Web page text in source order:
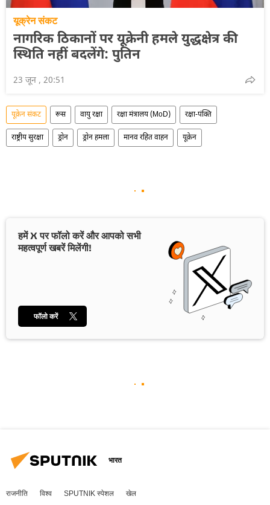
यूक्रेन संकट
नागरिक ठिकानों पर यूक्रेनी हमले युद्धक्षेत्र की
स्थिति नहीं बदलेंगे: पुतिन
23 जून , 20:51
यूक्रेन संकट रूस वायु रक्षा रक्षा मंत्रालय (MoD) रक्षा-पंक्ति
राष्ट्रीय सुरक्षा ड्रोन ड्रोन हमला मानव रहित वाहन यूक्रेन
हमें X पर फॉलो करें और आपको सभी
महत्वपूर्ण खबरें मिलेंगी!
फॉलो करें
भारत
राजनीति विश्व SPUTNIK स्पेशल खेल